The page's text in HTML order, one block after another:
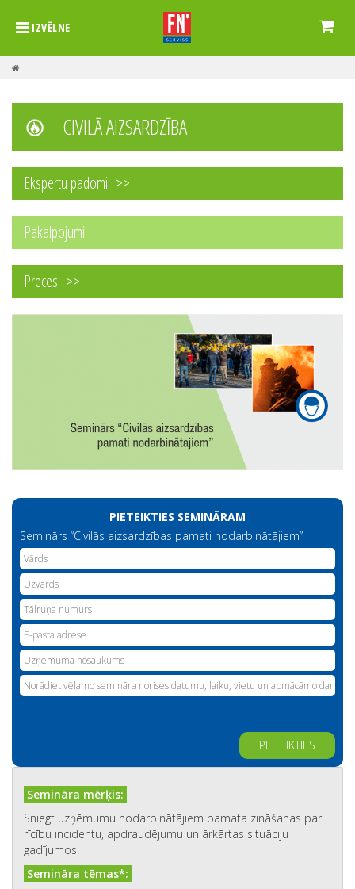
IZVĒLNE
CIVILĀ AIZSARDZĪBA
Ekspertu padomi
Pakalpojumi
Preces
PIETEIKTIES SEMINĀRAM
Seminārs “Civilās aizsardzības pamati nodarbinātājiem”
Alternative:
Semināra mērķis:
Sniegt uzņēmumu nodarbinātājiem pamata zināšanas par
rīcību incidentu, apdraudējumu un ārkārtas situāciju
gadījumos.
Semināra tēmas*: